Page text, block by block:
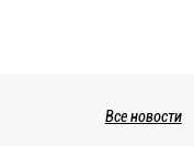
Все новости